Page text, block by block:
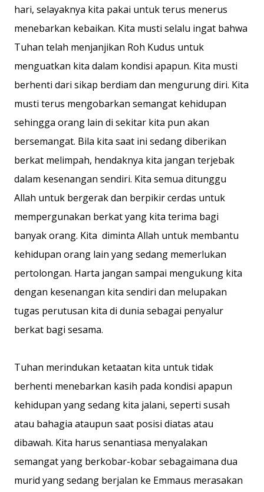
hari, selayaknya kita pakai untuk terus menerus
menebarkan kebaikan. Kita musti selalu ingat bahwa
Tuhan telah menjanjikan Roh Kudus untuk
menguatkan kita dalam kondisi apapun. Kita musti
berhenti dari sikap berdiam dan mengurung diri. Kita
musti terus mengobarkan semangat kehidupan
sehingga orang lain di sekitar kita pun akan
bersemangat. Bila kita saat ini sedang diberikan
berkat melimpah, hendaknya kita jangan terjebak
dalam kesenangan sendiri. Kita semua ditunggu
Allah untuk bergerak dan berpikir cerdas untuk
mempergunakan berkat yang kita terima bagi
banyak orang. Kita diminta Allah untuk membantu
kehidupan orang lain yang sedang memerlukan
pertolongan. Harta jangan sampai mengukung kita
dengan kesenangan kita sendiri dan melupakan
tugas perutusan kita di dunia sebagai penyalur
berkat bagi sesama.
Tuhan merindukan ketaatan kita untuk tidak
berhenti menebarkan kasih pada kondisi apapun
kehidupan yang sedang kita jalani, seperti susah
atau bahagia ataupun saat posisi diatas atau
dibawah. Kita harus senantiasa menyalakan
semangat yang berkobar-kobar sebagaimana dua
murid yang sedang berjalan ke Emmaus merasakan